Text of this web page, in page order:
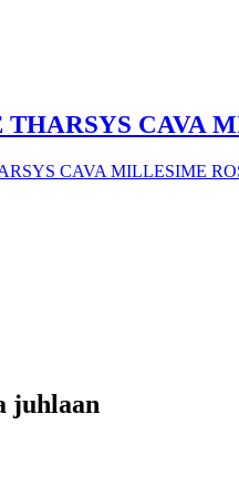
THARSYS CAVA
juhlaan